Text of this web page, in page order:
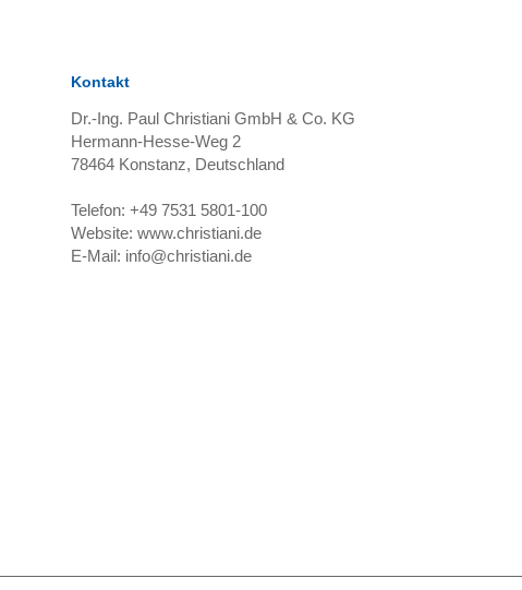
Kontakt
Dr.-Ing. Paul Christiani GmbH & Co. KG
Hermann-Hesse-Weg 2
78464Konstanz, Deutschland
Telefon: +49 7531 5801-100
Website: www.christiani.de
E-Mail: info@christiani.de